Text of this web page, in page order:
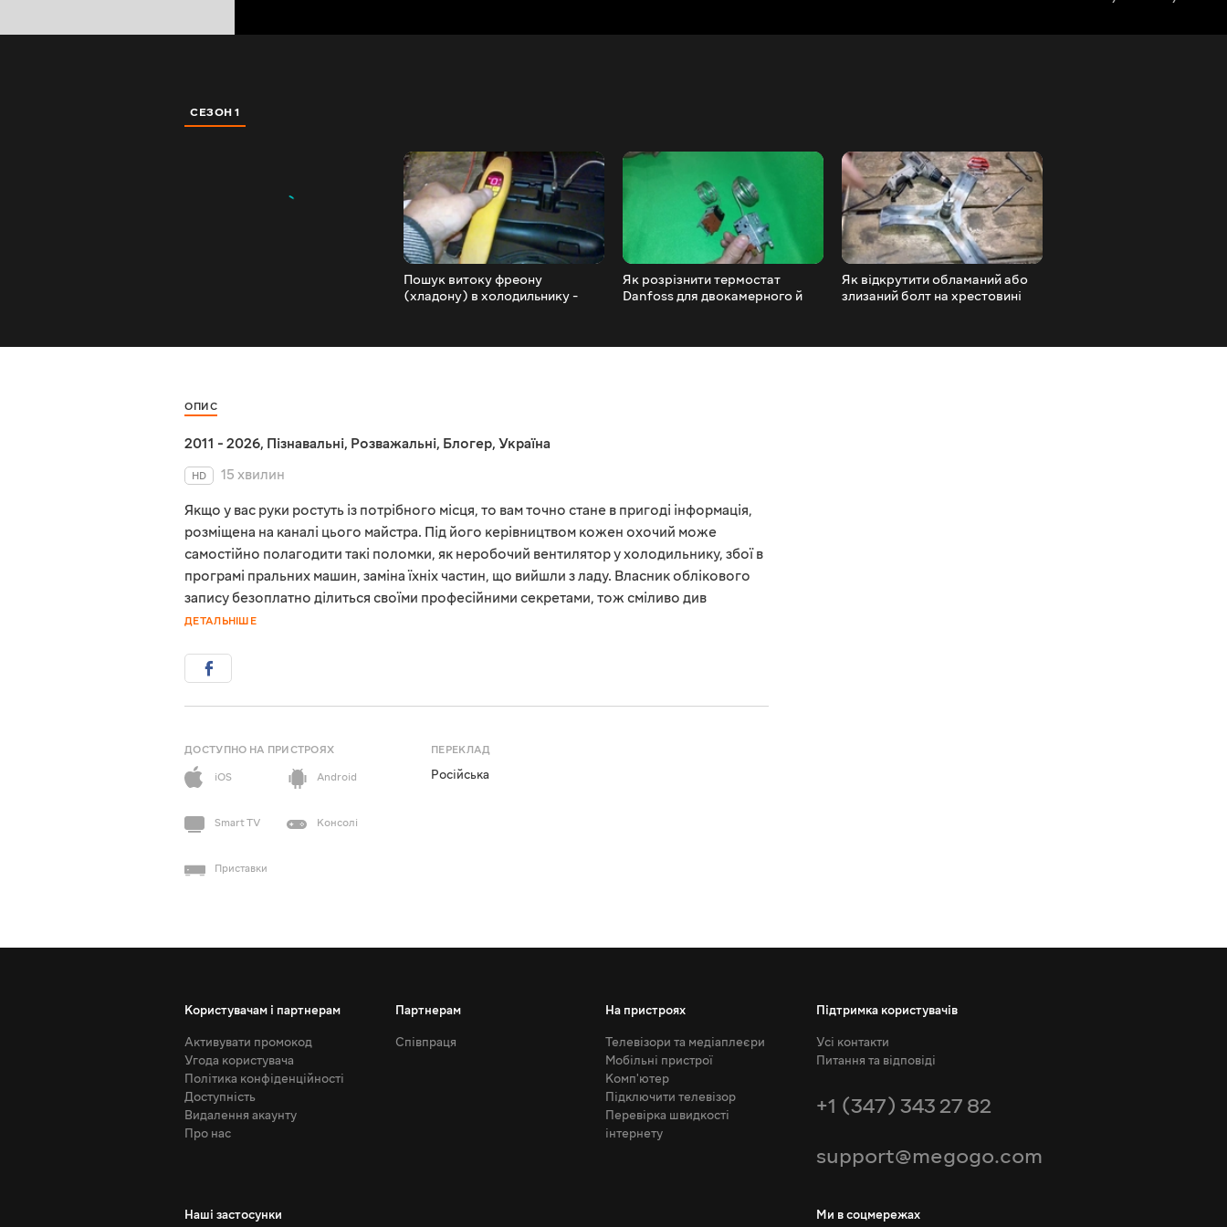
СЕЗОН 1
Пошук витоку фреону
(хладону) в холодильнику -
Як розрізнити термостат
Danfoss для двокамерного й
Як відкрутити обламаний або
злизаний болт на хрестовині
ОПИС
2011 - 2026, Пізнавальні, Розважальні, Блогер, Україна
HD
15 хвилин
Якщо у вас руки ростуть із потрібного місця, то вам точно стане в пригоді інформація,
розміщена на каналі цього майстра. Під його керівництвом кожен охочий може
самостійно полагодити такі поломки, як неробочий вентилятор у холодильнику, збої в
програмі пральних машин, заміна їхніх частин, що вийшли з ладу. Власник облікового
запису безоплатно ділиться своїми професійними секретами, тож сміливо див
ДЕТАЛЬНІШЕ
ДОСТУПНО НА ПРИСТРОЯХ
iOS
Android
Smart TV Консолі
Приставки
ПЕРЕКЛАД
Російська
Користувачам і партнерам
Активувати промокод
Угода користувача
Політика конфіденційності
Доступність
Видалення акаунту
Про нас
Партнерам
Співпраця
На пристроях
Телевізори та медіаплеєри
Мобільні пристрої
Комп'ютер
Підключити телевізор
Перевірка швидкості
інтернету
Підтримка користувачів
Усі контакти
Питання та відповіді
+1 (347) 343 27 82
support@megogo.com
Наші застосунки Ми в соцмережах